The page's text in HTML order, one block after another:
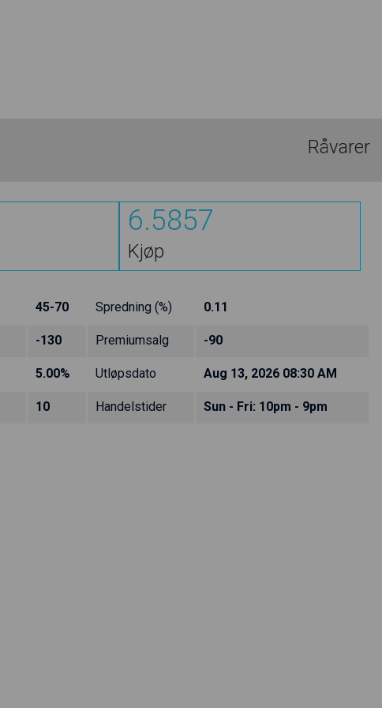
Råvarer
6.5857
Kjøp
45-70 Spredning (%) 0.11
-130 Premiumsalg -90
5.00% Utløpsdato Aug 13, 2026 08:30 AM
10 Handelstider Sun - Fri: 10pm - 9pm